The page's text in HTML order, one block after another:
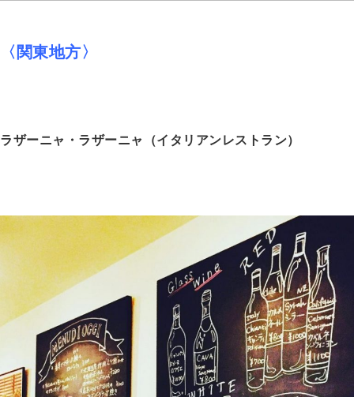
〈関東地方〉
ラザーニャ・ラザーニャ（イタリアンレストラン）